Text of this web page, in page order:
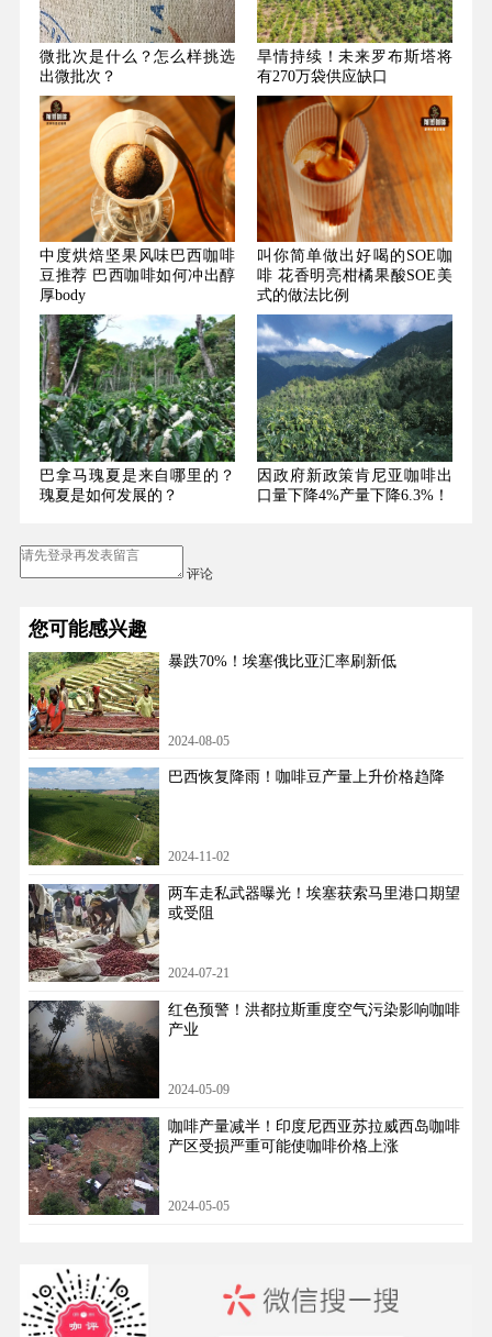
微批次是什么？怎么样挑选
出微批次？
旱情持续！未来罗布斯塔将
有270万袋供应缺口
中度烘焙坚果风味巴西咖啡
豆推荐 巴西咖啡如何冲出醇
厚body
叫你简单做出好喝的SOE咖
啡 花香明亮柑橘果酸SOE美
式的做法比例
巴拿马瑰夏是来自哪里的？
瑰夏是如何发展的？
因政府新政策肯尼亚咖啡出
口量下降4%产量下降6.3%！
评论
您可能感兴趣
暴跌70%！埃塞俄比亚汇率刷新低
2024-08-05
巴西恢复降雨！咖啡豆产量上升价格趋降
2024-11-02
两车走私武器曝光！埃塞获索马里港口期望
或受阻
2024-07-21
红色预警！洪都拉斯重度空气污染影响咖啡
产业
2024-05-09
咖啡产量减半！印度尼西亚苏拉威西岛咖啡
产区受损严重可能使咖啡价格上涨
2024-05-05